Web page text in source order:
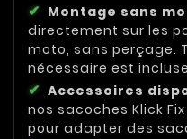
Montage sans
directement sur les
moto, sans perçage.
nécessaire est incluse
Accessoires
nos sacoches Klick
pour adapter des